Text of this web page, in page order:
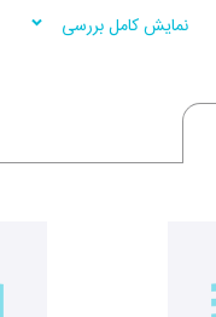
نمایش کامل بررسی